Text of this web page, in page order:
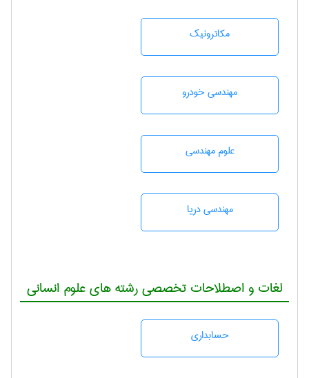
مکاترونیک
مهندسی خودرو
علوم مهندسی
مهندسی دریا
لغات و اصطلاحات تخصصی رشته های علوم انسانی
حسابداری